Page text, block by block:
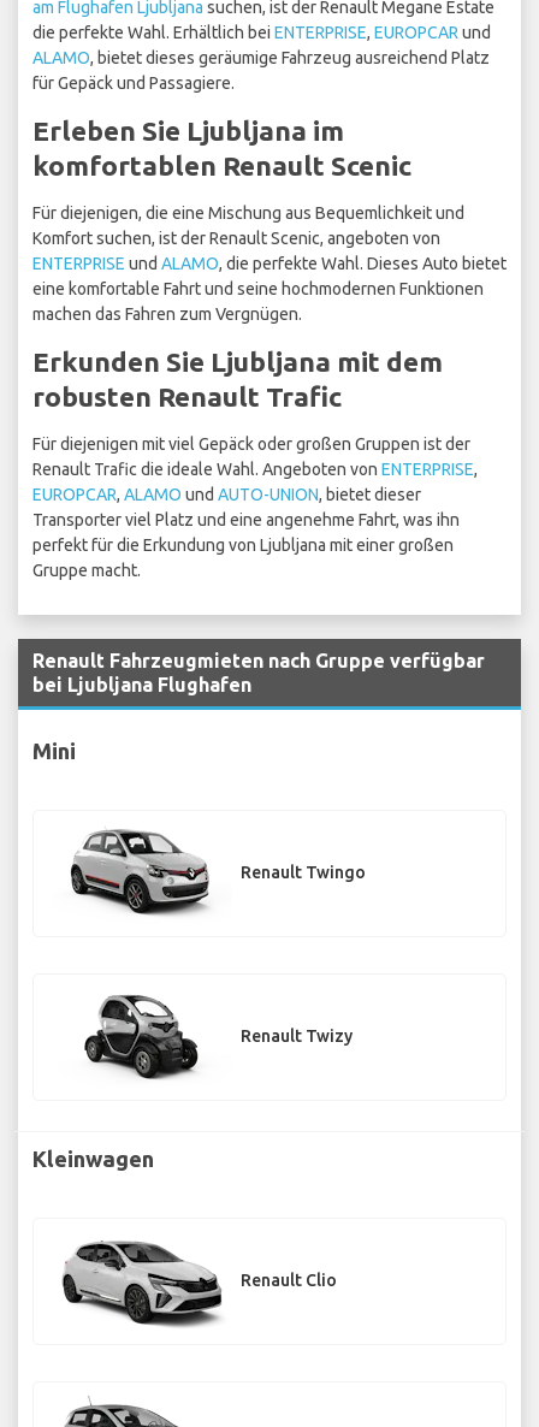
am Flughafen Ljubljana suchen, ist der Renault Megane Estate
die perfekte Wahl. Erhältlich bei ENTERPRISE, EUROPCAR und
ALAMO, bietet dieses geräumige Fahrzeug ausreichend Platz
für Gepäck und Passagiere.
Erleben Sie Ljubljana im
komfortablen Renault Scenic
Für diejenigen, die eine Mischung aus Bequemlichkeit und
Komfort suchen, ist der Renault Scenic, angeboten von
ENTERPRISE und ALAMO, die perfekte Wahl. Dieses Auto bietet
eine komfortable Fahrt und seine hochmodernen Funktionen
machen das Fahren zum Vergnügen.
Erkunden Sie Ljubljana mit dem
robusten Renault Trafic
Für diejenigen mit viel Gepäck oder großen Gruppen ist der
Renault Trafic die ideale Wahl. Angeboten von ENTERPRISE,
EUROPCAR, ALAMO und AUTO-UNION, bietet dieser
Transporter viel Platz und eine angenehme Fahrt, was ihn
perfekt für die Erkundung von Ljubljana mit einer großen
Gruppe macht.
Renault Fahrzeugmieten nach Gruppe verfügbar
bei Ljubljana Flughafen
Mini
Renault Twingo
Renault Twizy
Kleinwagen
Renault Clio